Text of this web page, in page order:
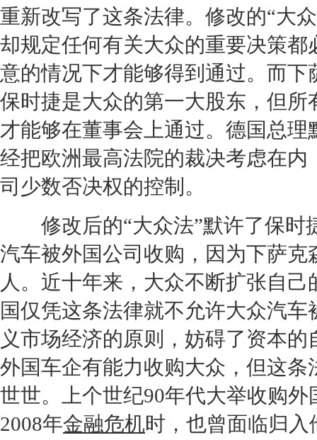
重新改写了这条法律。修改的“大众
却规定任何有关大众的重要决策都
意的情况下才能够得到通过。而
保时捷是大众的第一大股东，但
才能够在董事会上通过。德国总理
经把欧洲最高法院的裁决考虑在
司少数否决权的控制。
修改后的“大众法”默许了保时
汽车被外国公司收购，因为下萨克
人。近十年来， 大众不断扩张自己
国仅凭这条法律就不允许大众汽车
义市场经济的原则，妨碍了资本
外国车企有能力收购大众 ，但这
世世。上个世纪90年代大举收购外
2008年金融危机时，也曾面临归